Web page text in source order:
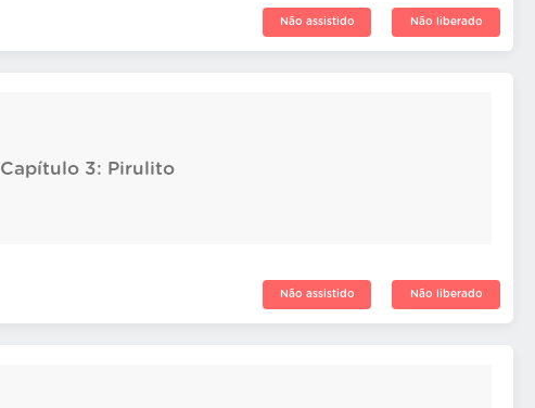
Não assistido Não liberado
Capítulo 3: Pirulito
Não assistido Não liberado